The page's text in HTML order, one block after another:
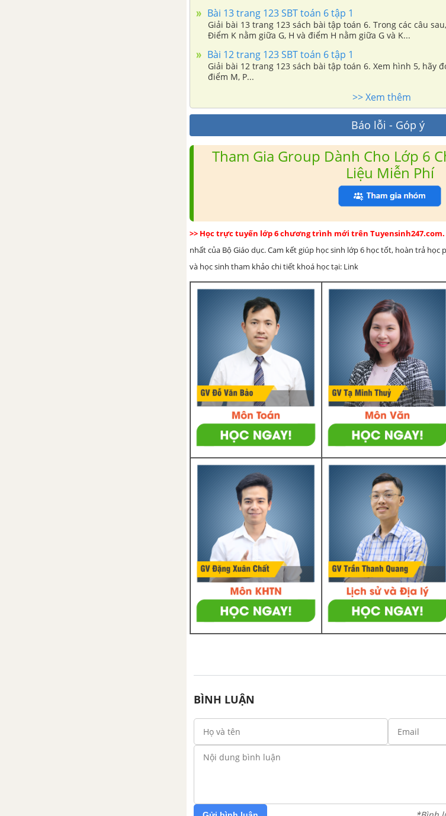
Bài 13 trang 123 SBT toán 6 tập 1
Giải bài 13 trang 123 sách bài tập toán 6. Trong các câu
Điểm K nằm giữa G, H và điểm H nằm giữa G và K...
Bài 12 trang 123 SBT toán 6 tập 1
Giải bài 12 trang 123 sách bài tập toán 6. Xem hình 5, hãy đọc tên: a) Điểm nằm giữa hai
điểm M, P...
>> Xem thêm
Báo lỗi - Góp ý
Tham Gia Group Dành Cho Lớp 6
Liệu Miễn Phí
>> Học trực tuyến lớp 6 chương trình mới trên Tuyensinh247.com.
nhất của Bộ Giáo dục. Cam kết giúp học sinh lớp 6 học tốt, hoàn trả
và học sinh tham khảo chi tiết khoá học tại: Link
BÌNH LUẬN